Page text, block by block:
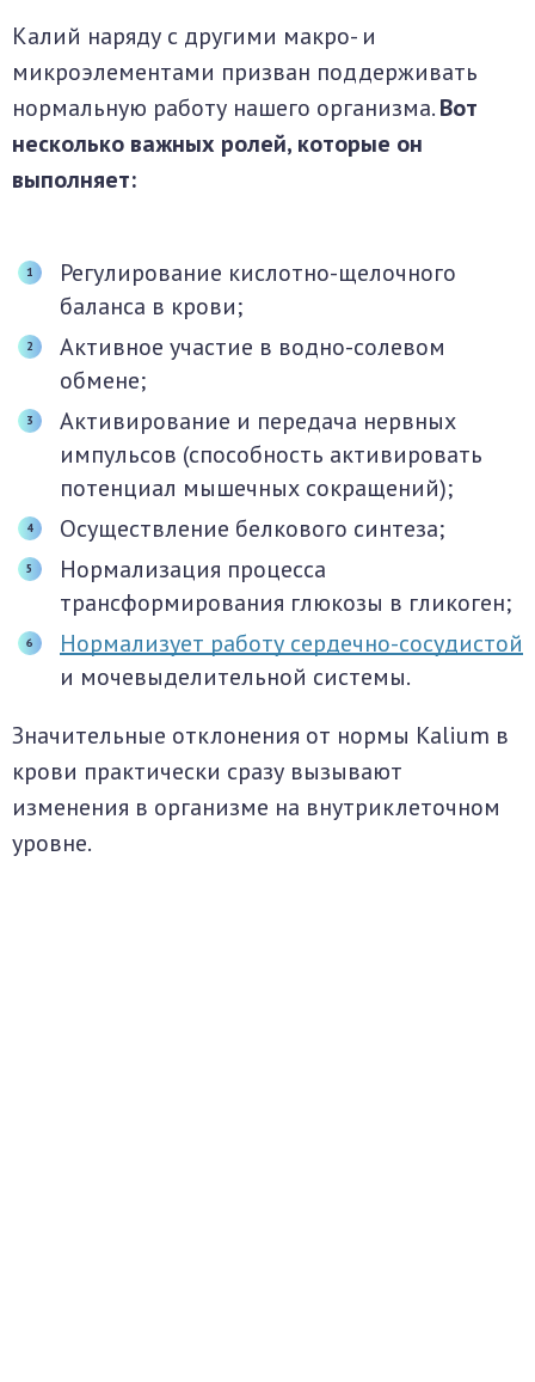
Калий наряду с другими макро- и
микроэлементами призван поддерживать
нормальную работу нашего организма.Вот
несколько важных ролей, которые он
выполняет:
Регулирование кислотно-щелочного
баланса в крови;
Активное участие в водно-солевом
обмене;
Активирование и передача нервных
импульсов (способность активировать
потенциал мышечных сокращений);
Осуществление белкового синтеза;
Нормализация процесса
трансформирования глюкозы в гликоген;
Нормализует работу сердечно-сосудистой
и мочевыделительной системы.
Значительные отклонения от нормы Kalium в
крови практически сразу вызывают
изменения в организме на внутриклеточном
уровне.